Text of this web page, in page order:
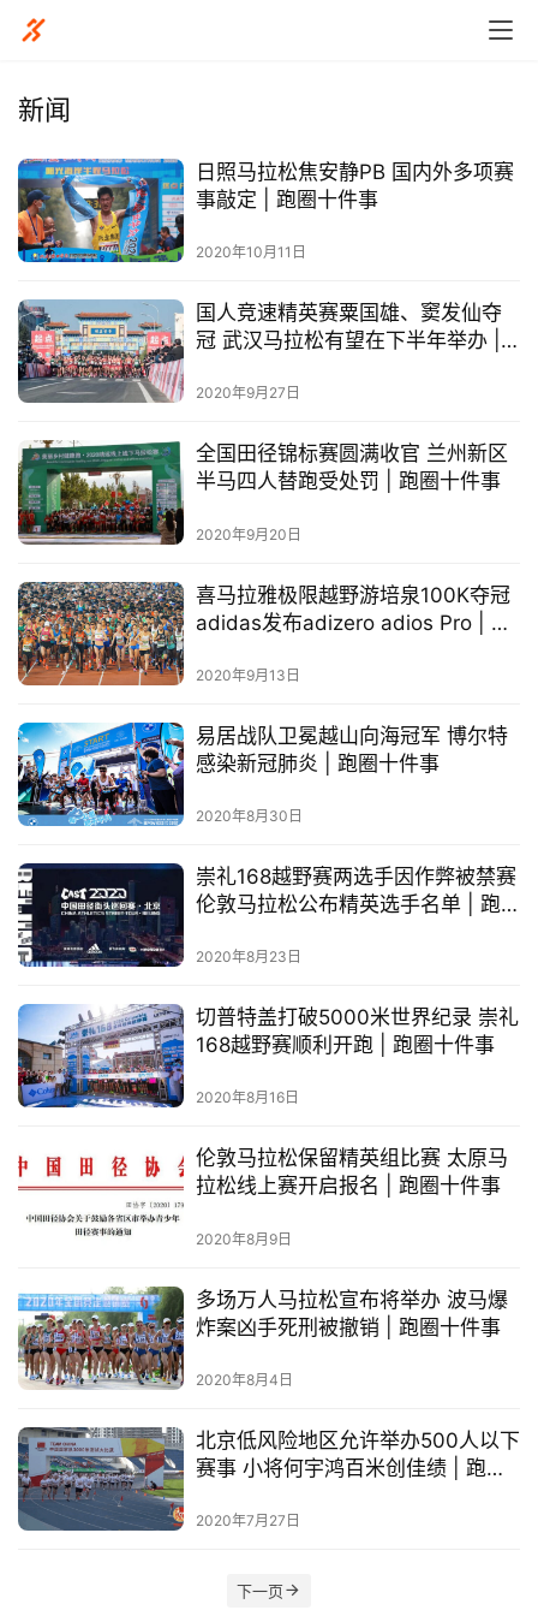
比
观
察
装
备
训
视
频
用
户
精
选
运
动
集
新闻
日照马拉松焦安静PB 国内外多项赛
事敲定 | 跑圈十件事
2020年10月11日
国人竞速精英赛粟国雄、窦发仙夺
冠 武汉马拉松有望在下半年举办 |
2020年9月27日
全国田径锦标赛圆满收官 兰州新区
半马四人替跑受处罚 | 跑圈十件事
2020年9月20日
喜马拉雅极限越野游培泉100K夺冠
adidas发布adizero adios Pro | 跑
2020年9月13日
易居战队卫冕越山向海冠军 博尔特
感染新冠肺炎 | 跑圈十件事
2020年8月30日
崇礼168越野赛两选手因作弊被禁赛
伦敦马拉松公布精英选手名单 | 跑
2020年8月23日
切普特盖打破5000米世界纪录 崇礼
168越野赛顺利开跑 | 跑圈十件事
2020年8月16日
伦敦马拉松保留精英组比赛 太原马
拉松线上赛开启报名 | 跑圈十件事
2020年8月9日
多场万人马拉松宣布将举办 波马爆
炸案凶手死刑被撤销 | 跑圈十件事
2020年8月4日
北京低风险地区允许举办500人以下
赛事 小将何宇鸿百米创佳绩 | 跑圈
2020年7月27日
下一页